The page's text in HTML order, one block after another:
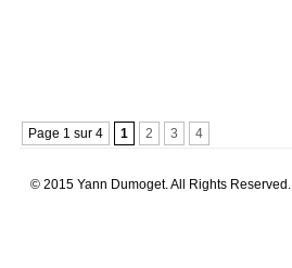
Page 1 sur 4 1 2 3 4
© 2015 Yann Dumoget. All Rights Reserved.